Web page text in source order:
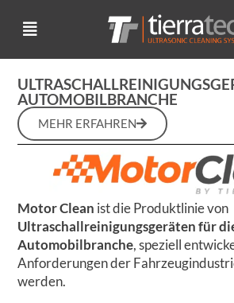
AUTOMOBILBRANCHE
MEHR ERFAHREN
Motor Clean ist die Produktlinie von
Ultraschallreinigungsgeräten für
Automobilbranche, speziell
Anforderungen der
werden.